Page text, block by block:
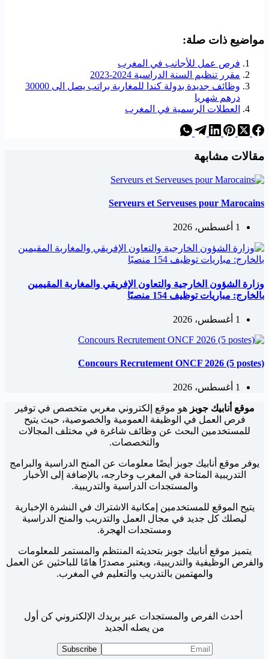
مواضيع ذات صلة:
فرص عمل للأجانب في المغرب
مقرر تنظيم السنة الدراسية 2024-2023
وظائف جديدة بدولة كندا للمغاربة براتب يصل الى 30000
درهم شهريا
العطلات الرسمية في المغرب
مقالات مشابهة
Serveurs et Serveuses pour Marocains
1 أغسطس، 2026
وزارة الشؤون الخارجية والتعاون الإفريقي والمغاربة المقيمين
بالخارج: مباريات توظيف 154 منصبًا
1 أغسطس، 2026
Concours Recrutement ONCF 2026 (5 postes)
1 أغسطس، 2026
موقع أنابيك جوبزهو موقع إلكتروني مغربي متخصص في توفير
فرص العمل في الوظيفة العمومية والخصوصية، حيث يتيح
للمستخدمين البحث عن وظائف شاغرة في مختلف المجالات
والتخصصات.
يوفر موقع أنابيك جوبز أيضًا معلومات عن المنح الدراسية والبرامج
التدريبية المتاحة في المغرب وخارجه، بالإضافة إلى الأخبار
والمستجدات الدراسية والتدريبية.
يتيح الموقع للمستخدمين إمكانية الاشتراك في النشرة الإخبارية
ليصلك كل جديد في مجال العمل والتدريب والمنح الدراسية
ومستجدات الهجرة.
يتميز موقع أنابيك جوبز بتحديثه المنتظم والمستمر للمعلومات
والفرص الوظيفية والتدريبية، ويعتبر مصدرًا هامًا للباحثين عن العمل
والمهتمين بالتدريب والتعليم في المغرب.
أحدث الفرص والمستجدات عبر بريدك الإلكتروني كن أول
من يصله الجديد